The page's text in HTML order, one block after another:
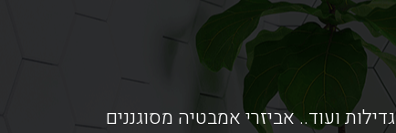
ועוד.. אביזרי אמבטיה מסוגננים